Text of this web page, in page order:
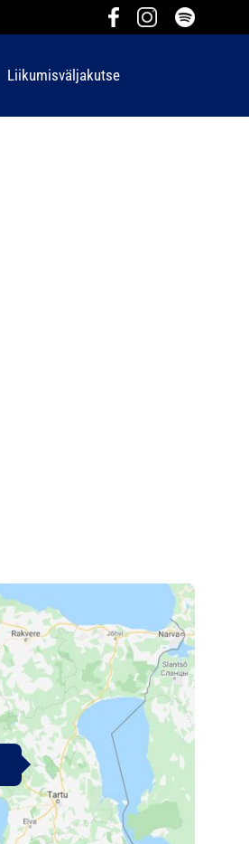
Liikumisväljakutse